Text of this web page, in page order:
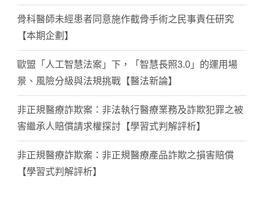
骨科醫師未經患者同意施作截骨手術之民事責任研究
【本期企劃】
歐盟「人工智慧法案」下，「智慧長照3.0」的運用場
景、風險分級與法規挑戰【醫法新論】
非正規醫療詐欺案：非法執行醫療業務及詐欺犯罪之被
害繼承人賠償請求權探討【學習式判解評析】
非正規醫療詐欺案：非正規醫療產品詐欺之損害賠償
【學習式判解評析】